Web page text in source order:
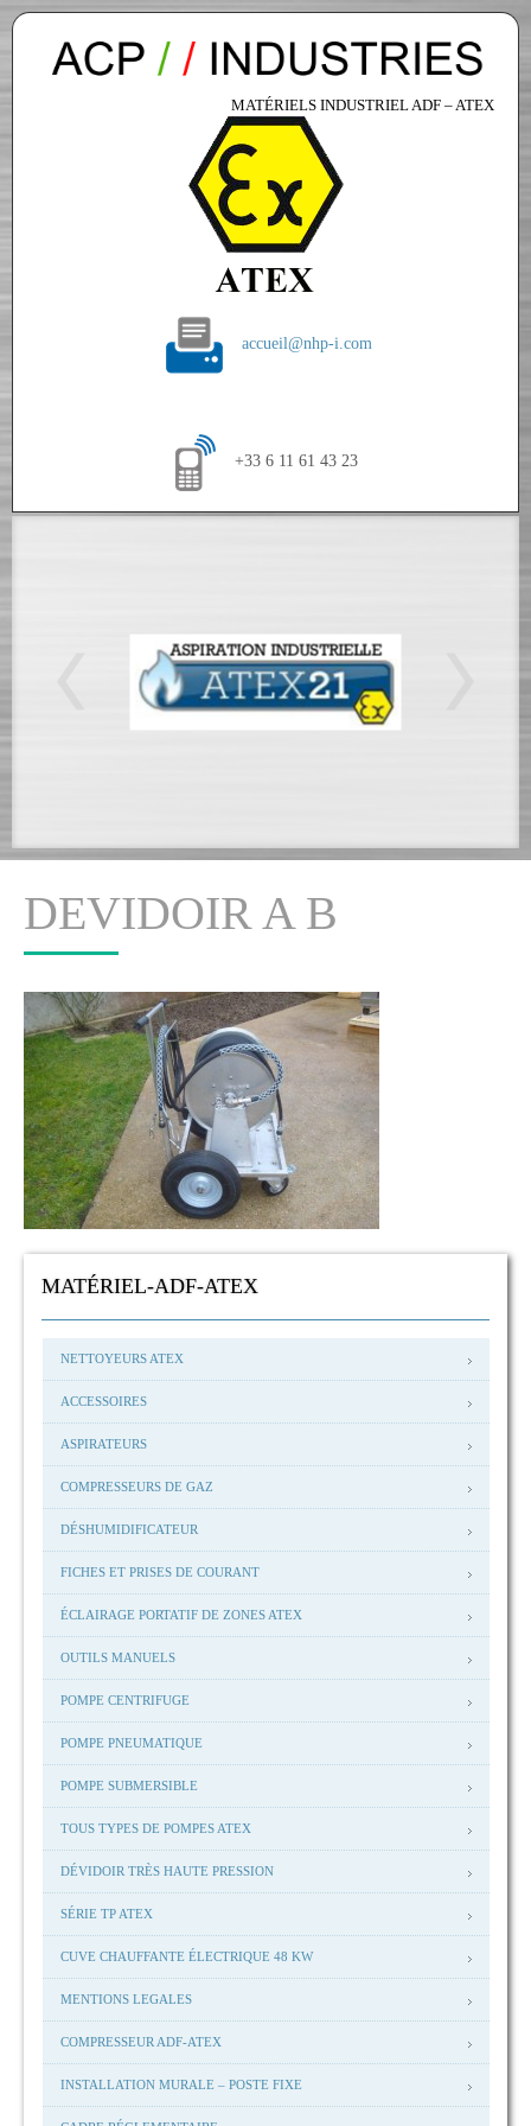
MATÉRIELS INDUSTRIEL ADF – ATEX
accueil@nhp-i.com
+33 6 11 61 43 23
DEVIDOIR A B
MATÉRIEL-ADF-ATEX
NETTOYEURS ATEX
ACCESSOIRES
ASPIRATEURS
COMPRESSEURS DE GAZ
DÉSHUMIDIFICATEUR
FICHES ET PRISES DE COURANT
ÉCLAIRAGE PORTATIF DE ZONES ATEX
OUTILS MANUELS
POMPE CENTRIFUGE
POMPE PNEUMATIQUE
POMPE SUBMERSIBLE
TOUS TYPES DE POMPES ATEX
DÉVIDOIR TRÈS HAUTE PRESSION
SÉRIE TP ATEX
CUVE CHAUFFANTE ÉLECTRIQUE 48 KW
MENTIONS LEGALES
COMPRESSEUR ADF-ATEX
INSTALLATION MURALE – POSTE FIXE